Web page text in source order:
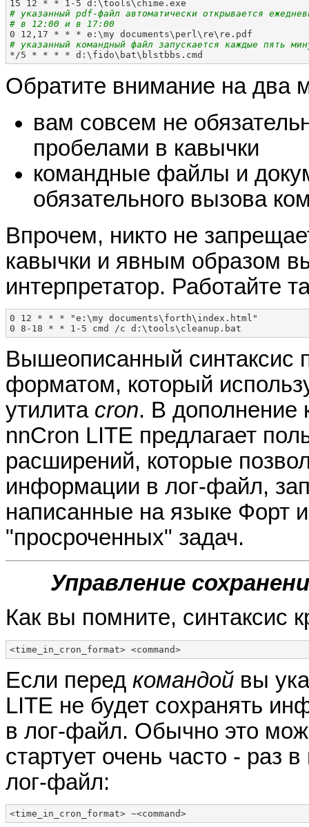
# указанный pdf-файл автоматически открывается
# в 12:00 и в 17:00
0 12,17 * * * e:\my documents\perl\re\re.pdf
# указанный командный файл запускается каждые пять
*/5 * * * * d:\fido\bat\blstbbs.cmd
Обратите внимание на два
вам совсем не
пробелами в кавычки
командные файлы и
обязательного вызова
Впрочем, никто не
кавычки и явным образом
интерпретатор. Работайте
0 12 * * * "e:\my documents\forth\index.html"
Вышеописанный синтаксис
форматом, который
утилита cron. В дополнение
nnCron LITE предлагает
расширений, которые
информации в лог-файл,
написанные на языке Форт
"просроченных" задач.
Управление
Как вы помните, синтаксис
<time_in_cron_format> <command>
Если перед командой вы
LITE не будет сохранять
в лог-файл. Обычно это
стартует очень часто - раз
лог-файл:
<time_in_cron_format> ~<command>